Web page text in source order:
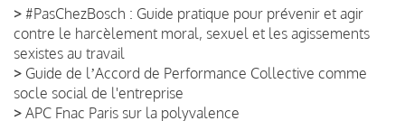
> #PasChezBosch : Guide pratique pour prévenir et agir
contre le harcèlement moral, sexuel et les agissements
sexistes au travail
> Guide de lʼAccord de Performance Collective comme
socle social de l'entreprise
> APC Fnac Paris sur la polyvalence